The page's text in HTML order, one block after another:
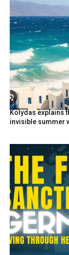
Kolydas explains
invisible summer